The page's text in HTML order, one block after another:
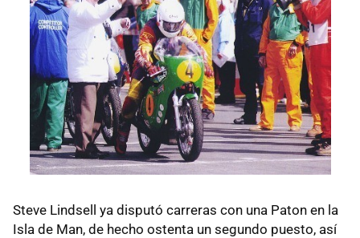
Steve Lindsell ya disputó carreras con una Paton en la
Isla de Man, de hecho ostenta un segundo puesto, así